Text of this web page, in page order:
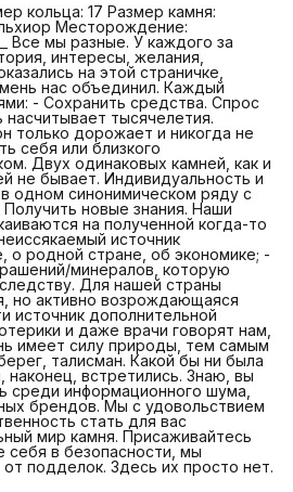
кольца: 17 Размер камня:
Месторождение:
Все мы разные. У каждого за
интересы, желания,
на этой страничке,
нас объединил. Каждый
- Сохранить средства. Спрос
насчитывает тысячелетия.
только дорожает и никогда не
себя или близкого
Двух одинаковых камней, как и
не бывает. Индивидуальность и
одном синонимическом ряду с
новые знания. Наши
на полученной когда-то
источник
о родной стране, об экономике; -
минералов, которую
Для нашей страны
но активно возрождающаяся
источник дополнительной
и даже врачи говорят нам,
имеет силу природы, тем самым
талисман. Какой бы ни была
встретились. Знаю, вы
среди информационного шума,
брендов. Мы с удовольствием
стать для вас
мир камня. Присаживайтесь
себя в безопасности, мы
от подделок. Здесь их просто нет.